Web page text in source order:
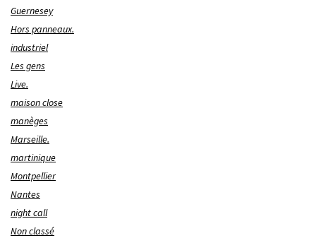
Guernesey
Hors panneaux.
industriel
Les gens
Live.
maison close
manèges
Marseille.
martinique
Montpellier
Nantes
night call
Non classé